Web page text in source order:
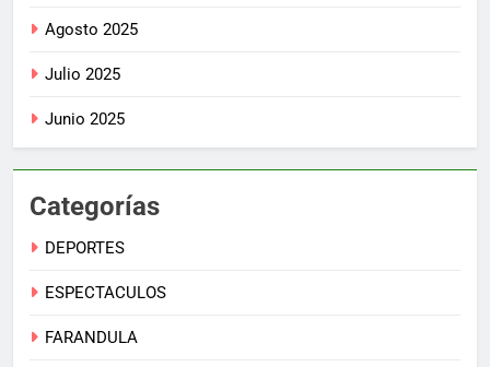
Agosto 2025
Julio 2025
Junio 2025
Categorías
DEPORTES
ESPECTACULOS
FARANDULA